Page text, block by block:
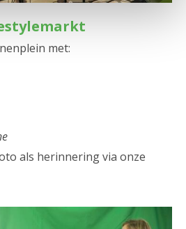
met:
als herinnering via onze